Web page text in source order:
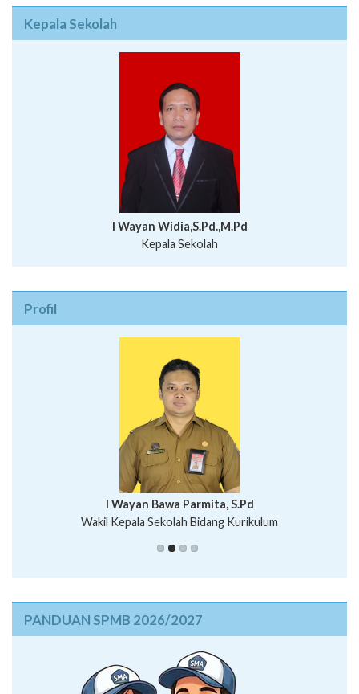
Kepala Sekolah
I Wayan Widia,S.Pd.,M.Pd
Kepala Sekolah
Profil
Putu Suhartana, S.Pd.
I Wayan Bawa Parmita, S.Pd
Wakil Kepala Sekolah Bidang Kurikulum
I Wayan Gede Aditya Pratita, S.Pd., M.Sn
Ni Wayan Nopi Sutantri, S.Pd.
PANDUAN SPMB 2026/2027